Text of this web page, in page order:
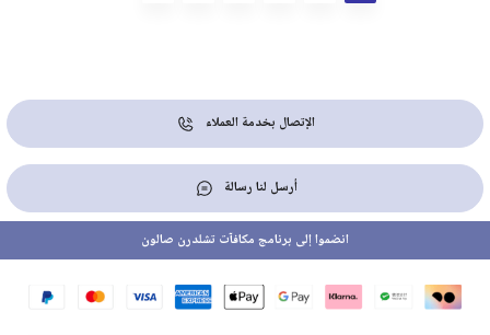
الإتصال بخدمة العملاء
أرسل لنا رسالة
انضموا إلى برنامج مكافآت تشلدرن صالون